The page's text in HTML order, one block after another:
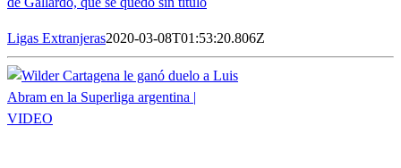
Ligas Extranjeras2020-03-08T01:53:20.806Z